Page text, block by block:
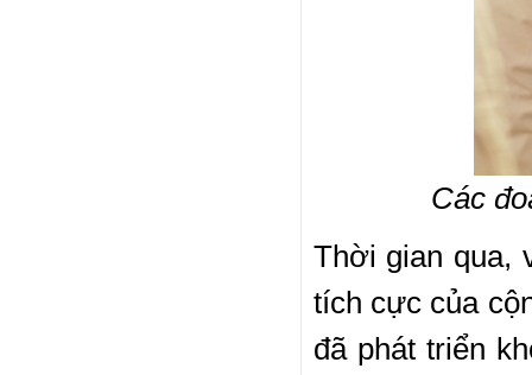
Các
Thời gian qua,
tích cực của
đã phát triển